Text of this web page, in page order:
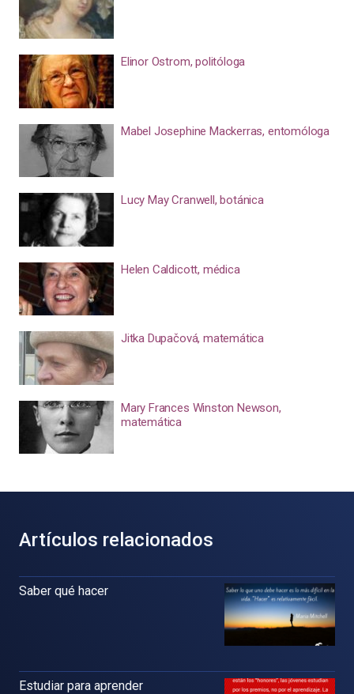
Elinor Ostrom, politóloga
Mabel Josephine Mackerras, entomóloga
Lucy May Cranwell, botánica
Helen Caldicott, médica
Jitka Dupačová, matemática
Mary Frances Winston Newson,
matemática
Artículos relacionados
Saber qué hacer
Estudiar para aprender